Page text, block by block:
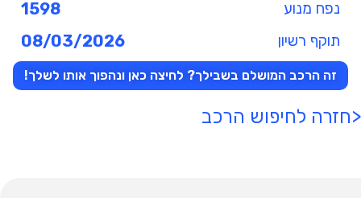
נפח מנוע 1598
תוקף רשיון 08/03/2026
זה הרכב המושלם בשבילך? לחיצה כאן ונהפוך אותו לשלך!
<חזרה לחיפוש הרכב